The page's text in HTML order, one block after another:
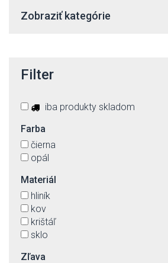
Zobraziť kategórie
Filter
iba produkty skladom
Farba
čierna
opál
Materiál
hliník
kov
krištáľ
sklo
Zľava